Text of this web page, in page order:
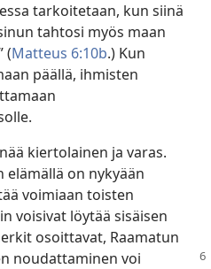
tarkoitetaan, kun siinä
tahtosi myös maan
(Matteus 6:10b.) Kun
päällä, ihmisten
kiertolainen ja varas.
elämällä on nykyään
voimiaan toisten
voisivat löytää sisäisen
osoittavat, Raamatun
noudattaminen voi